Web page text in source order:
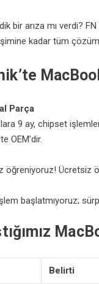
bir arıza mı verdi?
kadar tüm
Parça
9 ay, chipset
OEM’dir.
öğreniyoruz! Ücretsiz
başlatmıyoruz;
Belirti